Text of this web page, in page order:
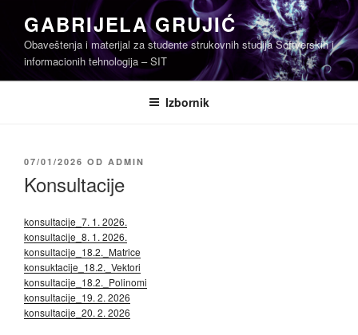
sadržaj
GABRIJELA GRUJIĆ
Obaveštenja i materijal za studente strukovnih studija Softverskih i
informacionih tehnologija – SIT
Izbornik
OBJAVLJENO
07/01/2026 OD ADMIN
Konsultacije
konsultacije_7. 1. 2026.
konsultacije_8. 1. 2026.
konsultacije_18.2._Matrice
konsuktacije_18.2._Vektori
konsultacije_18.2._Polinomi
konsultacije_19. 2. 2026
konsultacije_20. 2. 2026